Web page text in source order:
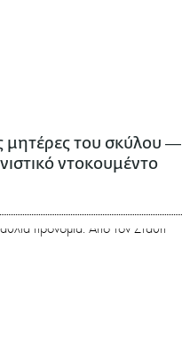
μητέρες του σκύλου ―
ντοκουμέντο